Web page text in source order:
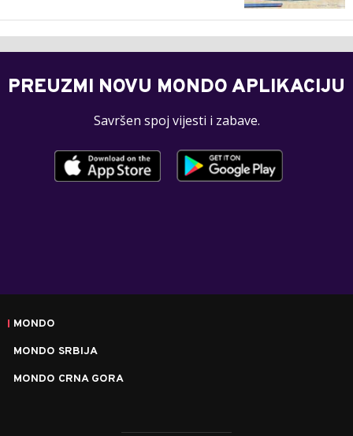
PREUZMI NOVU MONDO APLIKACIJU
Savršen spoj vijesti i zabave.
MONDO
MONDO SRBIJA
MONDO CRNA GORA